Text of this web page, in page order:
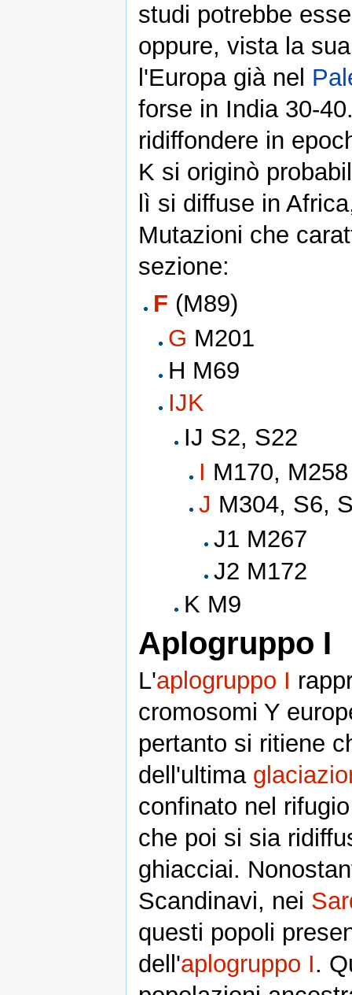
studi potrebbe
oppure, vista la
l'Europa già nel
forse in India 30-
ridiffondere in
K si originò
lì si diffuse in
Mutazioni che
sezione:
F (M89)
G M201
H M69
IJK
IJ S2, S22
I M170, M258
J M304, S6,
J1 M267
J2 M172
K M9
Aplogruppo I
L'aplogruppo I
cromosomi Y
pertanto si ritiene
dell'ultima
confinato nel
che poi si sia
ghiacciai.
Scandinavi, nei
questi popoli
dell'aplogruppo I.